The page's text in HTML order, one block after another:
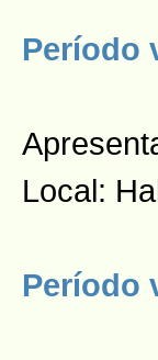
Período
Local:
Período